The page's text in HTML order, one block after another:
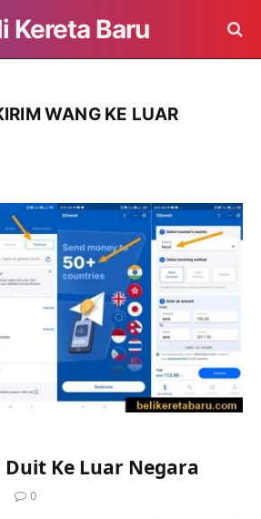
Kereta Baru
WANG KE LUAR
Ke Luar Negara
0